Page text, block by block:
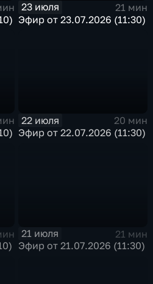
23 июля
21 мин
Эфир от 23.07.2026 (11:30)
22 июля
20 мин
Эфир от 22.07.2026 (11:30)
21 июля
21 мин
Эфир от 21.07.2026 (11:30)